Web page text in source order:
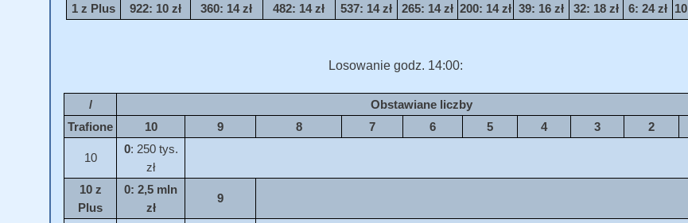
1 z Plus
922: 10 zł 360: 14 zł 482: 14 zł 537: 14 zł 265: 14 zł 200: 14 zł 39: 16 zł 32: 18 zł 6: 24 zł 10
Losowanie godz. 14:00:
/
Obstawiane liczby
Trafione
10 9 8 7 6 5 4 3 2
10
0: 250 tys.
zł
10 z
Plus
0: 2,5 mln
zł
9